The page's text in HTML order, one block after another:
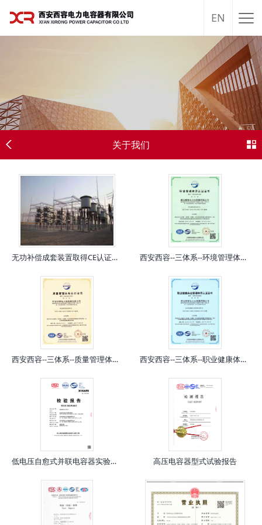
EN
关于我们
无功补偿成套装置取得CE认证，为欧洲市场保驾护航 西安西容--三体系--环境管理体系认证证书
西安西容--三体系--质量管理体系认证证书 西安西容--三体系--职业健康体系证书
低电压自愈式并联电容器实验报告 高压电容器型式试验报告